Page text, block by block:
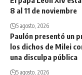
8 al 11 de noviembre
5 agosto, 2026
Paulón presentó un
los dichos de Milei
una disculpa pública
5 agosto, 2026